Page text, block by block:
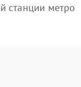
станции метро